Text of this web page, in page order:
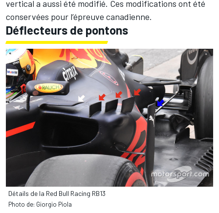
vertical a aussi été modifié. Ces modifications ont été
conservées pour l’épreuve canadienne.
Déflecteurs de pontons
Détails de la Red Bull Racing RB13
Photo de: Giorgio Piola